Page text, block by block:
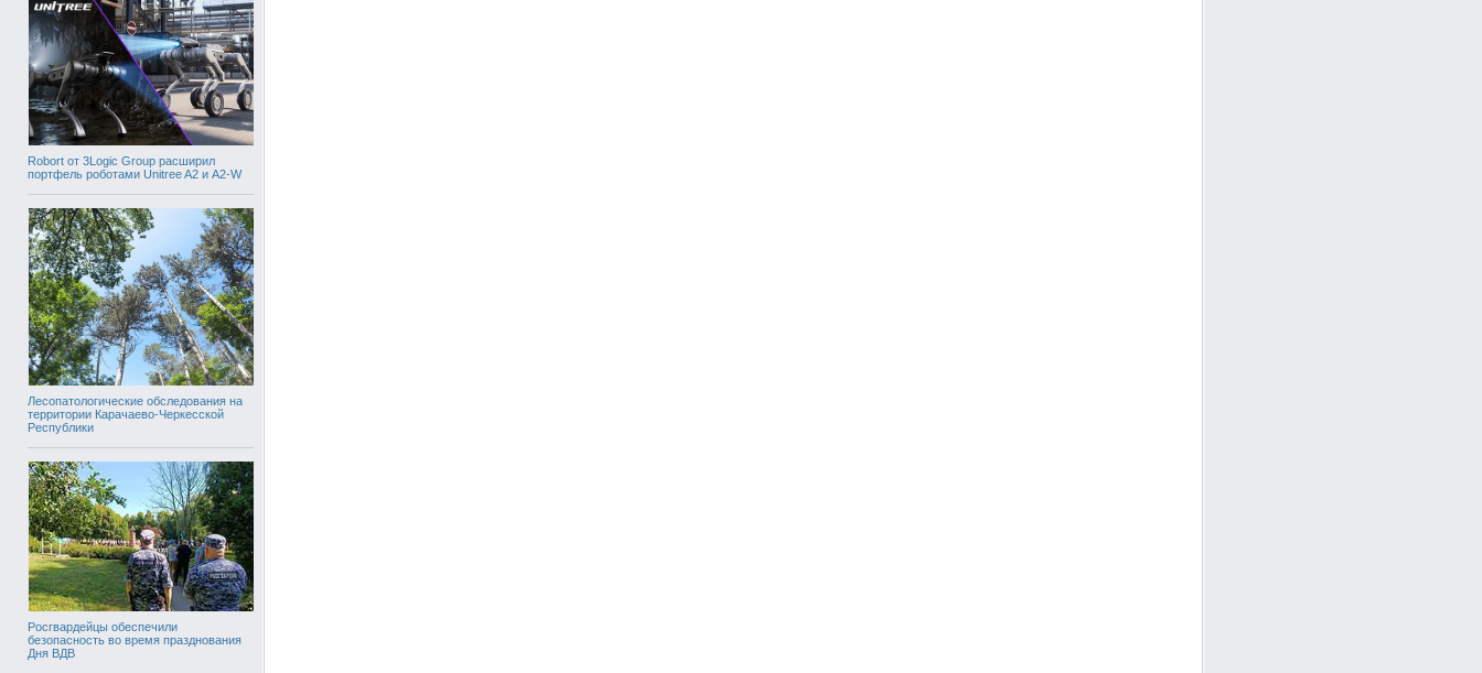
Robort от 3Logic Group расширил
портфель роботами Unitree A2 и A2-W
Лесопатологические обследования на
территории Карачаево-Черкесской
Республики
Росгвардейцы обеспечили
безопасность во время празднования
Дня ВДВ